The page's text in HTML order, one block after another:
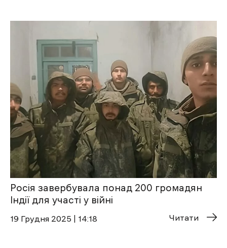
Росія завербувала понад 200 громадян
Індії для участі у війні
19 Грудня 2025 | 14:18 Читати